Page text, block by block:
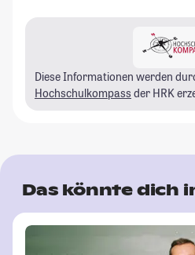
Diese Informationen werden
Hochschulkompass der HRK
Das könnte dich